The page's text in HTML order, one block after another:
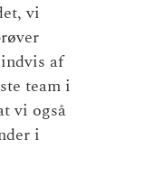
vi
af
team i
vi også
i